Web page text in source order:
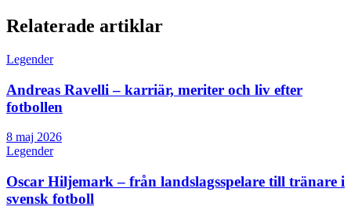
Relaterade artiklar
Legender
Andreas Ravelli – karriär, meriter och liv efter
fotbollen
8 maj 2026
Legender
Oscar Hiljemark – från landslagsspelare till tränare i
svensk fotboll